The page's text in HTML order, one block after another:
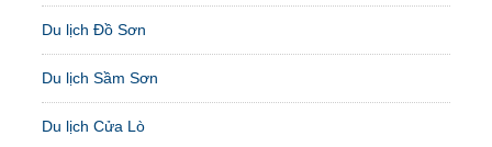
Du lịch Đồ Sơn
Du lịch Sầm Sơn
Du lịch Cửa Lò